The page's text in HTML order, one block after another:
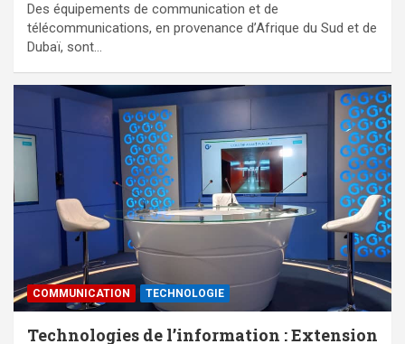
Des équipements de communication et de
télécommunications, en provenance d’Afrique du Sud et de
Dubaï, sont…
COMMUNICATION TECHNOLOGIE
Technologies de l’information : Extension